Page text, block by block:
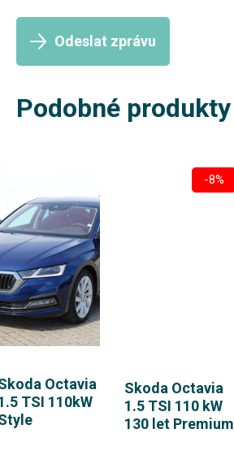
Odeslat zprávu
Podobné produkty
Octavia
TSI 110kW
-8%
Skoda Octavia
1.5 TSI 110 kW
130 let Premium